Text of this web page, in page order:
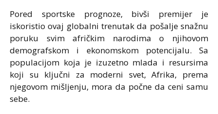
Pored sportske prognoze, bivši premijer je
iskoristio ovaj globalni trenutak da pošalje snažnu
poruku svim afričkim narodima o njihovom
demografskom i ekonomskom potencijalu. Sa
populacijom koja je izuzetno mlada i resursima
koji su ključni za moderni svet, Afrika, prema
njegovom mišljenju, mora da počne da ceni samu
sebe.